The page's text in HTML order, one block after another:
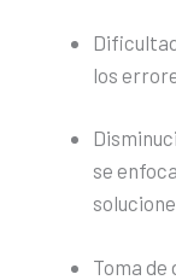
los
se
Toma